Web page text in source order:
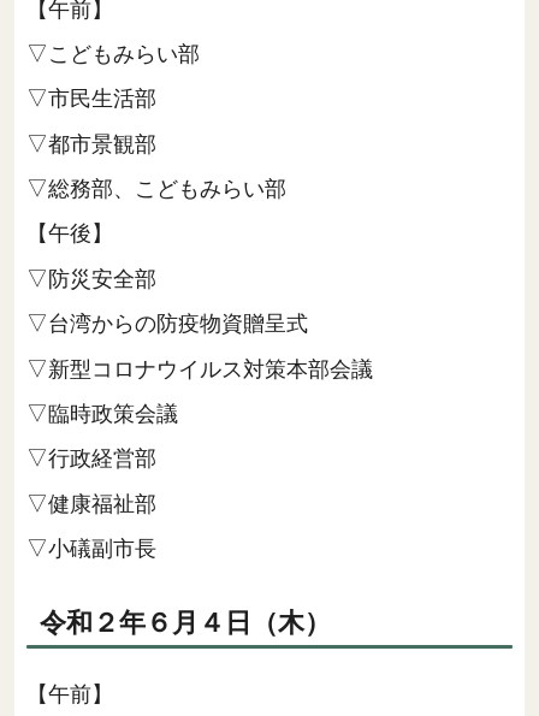
【午前】
▽こどもみらい部
▽市民生活部
▽都市景観部
▽総務部、こどもみらい部
【午後】
▽防災安全部
▽台湾からの防疫物資贈呈式
▽新型コロナウイルス対策本部会議
▽臨時政策会議
▽行政経営部
▽健康福祉部
▽小礒副市長
令和２年６月４日（木）
【午前】